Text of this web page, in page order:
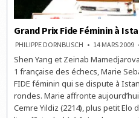
Grand Prix Fide Féminin à
PHILIPPE DORNBUSCH 14 MARS 2009
Shen Yang et Zeinab
1 française des échecs, Marie
FIDE féminin qui se dispute à
rondes. Marie affronte
Cemre Yildiz (2214), plus petit Elo